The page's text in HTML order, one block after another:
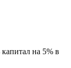
на 5% в